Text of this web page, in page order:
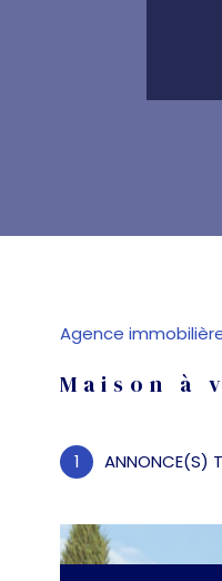
Agence
Maison à
1 ANNONCE(S)